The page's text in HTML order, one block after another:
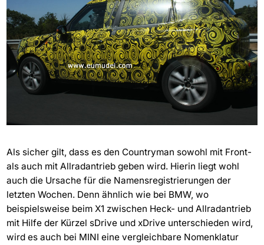
Als sicher gilt, dass es den Countryman sowohl mit Front-
als auch mit Allradantrieb geben wird. Hierin liegt wohl
auch die Ursache für die Namensregistrierungen der
letzten Wochen. Denn ähnlich wie bei BMW, wo
beispielsweise beim X1 zwischen Heck- und Allradantrieb
mit Hilfe der Kürzel sDrive und xDrive unterschieden wird,
wird es auch bei MINI eine vergleichbare Nomenklatur